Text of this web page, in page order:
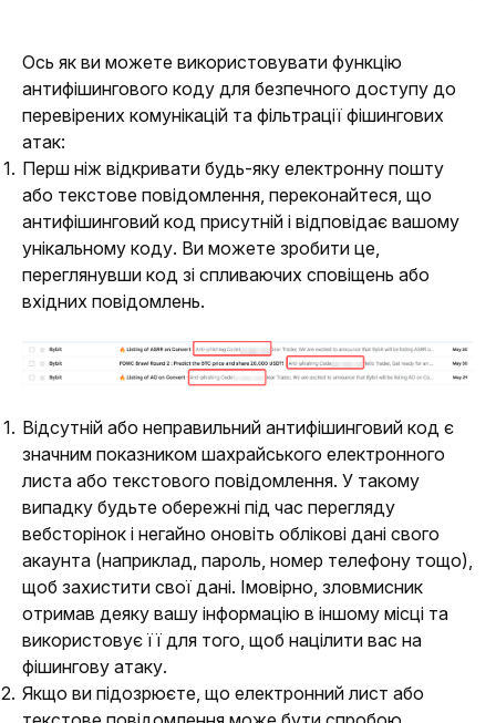
Ось як ви можете використовувати функцію
антифішингового коду для безпечного доступу до
перевірених комунікацій та фільтрації фішингових
атак:
Перш ніж відкривати будь-яку електронну пошту
або текстове повідомлення, переконайтеся, що
антифішинговий код присутній і відповідає вашому
унікальному коду. Ви можете зробити це,
переглянувши код зі спливаючих сповіщень або
вхідних повідомлень.
Відсутній або неправильний антифішинговий код є
значним показником шахрайського електронного
листа або текстового повідомлення. У такому
випадку будьте обережні під час перегляду
вебсторінок і негайно оновіть облікові дані свого
акаунта (наприклад, пароль, номер телефону тощо),
щоб захистити свої дані. Імовірно, зловмисник
отримав деяку вашу інформацію в іншому місці та
використовує її для того, щоб націлити вас на
фішингову атаку.
Якщо ви підозрюєте, що електронний лист або